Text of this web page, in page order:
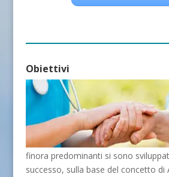
Obiettivi
finora predominanti si sono
successo, sulla base del concetto di